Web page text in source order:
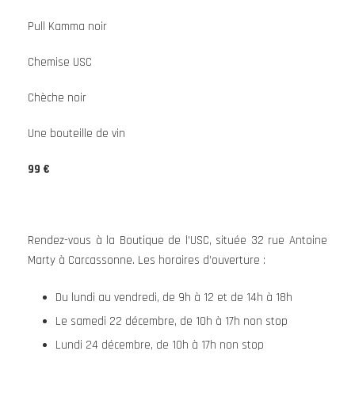
Pull Kamma noir
Chemise USC
Chèche noir
Une bouteille de vin
99 €
Rendez-vous à la Boutique de l’USC, située 32 rue Antoine
Marty à Carcassonne. Les horaires d’ouverture :
Du lundi au vendredi, de 9h à 12 et de 14h à 18h
Le samedi 22 décembre, de 10h à 17h non stop
Lundi 24 décembre, de 10h à 17h non stop